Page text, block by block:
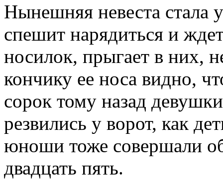
Нынешняя невеста стала
спешит нарядиться и
носилок, прыгает в них,
кончику ее носа видно,
сорок тому назад
резвились у ворот, как
юно­ши тоже совершали
двадцать пять.